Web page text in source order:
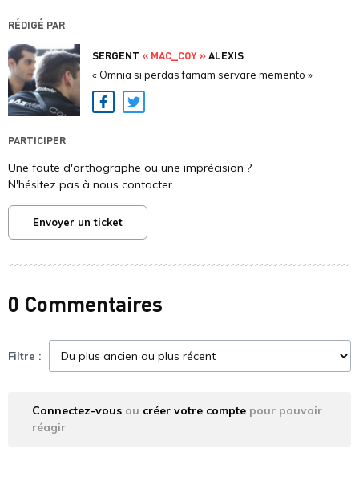
RÉDIGÉ PAR
SERGENT « MAC_COY »ALEXIS
« Omnia si perdas famam servare memento »
Facebook
Twitter
PARTICIPER
Une faute d'orthographe ou une imprécision ?
N'hésitez pas à nous contacter.
Envoyer un ticket
0 Commentaires
Filtre :
Connectez-vous ou créer votre compte pour pouvoir
réagir